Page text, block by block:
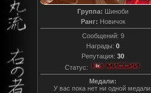
Группа: Шиноби
Ранг: Новичок
Сообщений: 9
Награды: 0
Репутация: 30
Статус:
Медали:
У вас пока нет ни одной медали.